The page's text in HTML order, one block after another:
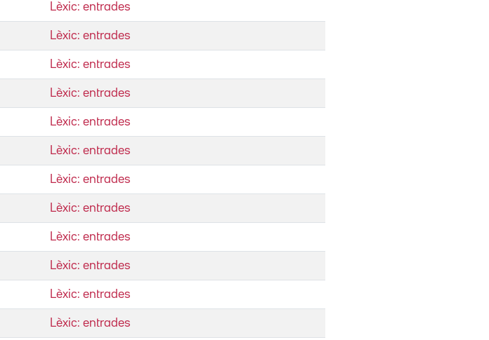
Lèxic: entrades
Lèxic: entrades
Lèxic: entrades
Lèxic: entrades
Lèxic: entrades
Lèxic: entrades
Lèxic: entrades
Lèxic: entrades
Lèxic: entrades
Lèxic: entrades
Lèxic: entrades
Lèxic: entrades